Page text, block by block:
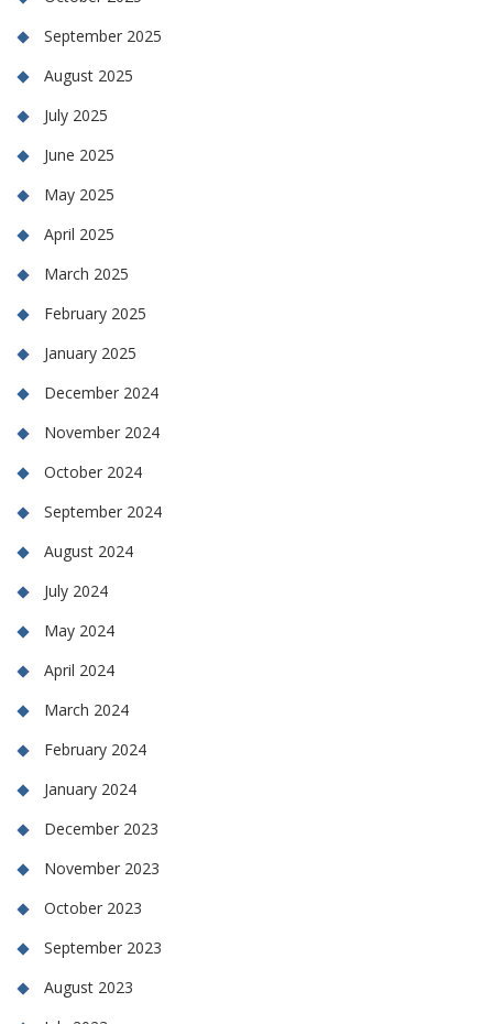
September 2025
August 2025
July 2025
June 2025
May 2025
April 2025
March 2025
February 2025
January 2025
December 2024
November 2024
October 2024
September 2024
August 2024
July 2024
May 2024
April 2024
March 2024
February 2024
January 2024
December 2023
November 2023
October 2023
September 2023
August 2023